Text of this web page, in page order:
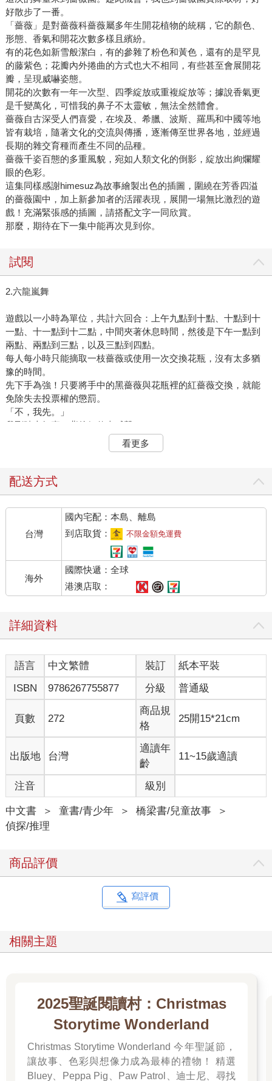
好散步了一番。
「薔薇」是對薔薇科薔薇屬多年生開花植物的統稱，它的顏色、
形態、香氣和開花次數多樣且繽紛。
有的花色如新雪般潔白，有的參雜了粉色和黃色，還有的是罕見
的藤紫色；花瓣內外捲曲的方式也大不相同，有些甚至會展開花
瓣，呈現威嚇姿態。
開花的次數有一年一次型、四季綻放或重複綻放等；據說香氣更
是千變萬化，可惜我的鼻子不太靈敏，無法全然體會。
薔薇自古深受人們喜愛，在埃及、希臘、波斯、羅馬和中國等地
皆有栽培，隨著文化的交流與傳播，逐漸傳至世界各地，並經過
長期的雜交育種而產生不同的品種。
薔薇千姿百態的多重風貌，宛如人類文化的倒影，綻放出絢爛耀
眼的色彩。
這集同樣感謝himesuz為故事繪製出色的插圖，圍繞在芳香四溢
的薔薇園中，加上新參加者的活躍表現，展開一場無比激烈的遊
戲！充滿緊張感的插圖，請搭配文字一同欣賞。
那麼，期待在下一集中能再次見到你。
試閱
2.六龍嵐舞
遊戲以一小時為單位，共計六回合：上午九點到十點、十點到十
一點、十一點到十二點，中間夾著休息時間，然後是下午一點到
兩點、兩點到三點，以及三點到四點。
每人每小時只能摘取一枝薔薇或使用一次交換花瓶，沒有太多猶
豫的時間。
先下手為強！只要將手中的黑薔薇與花瓶裡的紅薔薇交換，就能
免除失去投票權的懲罰。
「不，我先。」
我剛踏上舞臺，背後便傳來喊聲。
喀、喀、喀，龍王大步走上舞臺。
一次唯有一人能取走交換花瓶中的薔薇。
出坦蕩的自信。
「你們可以先背對背嗎？」
雷龍帶著清亮的嗓音，朝舞臺走來。
「規則上寫著：若有多名參加者爭取同一次序，須以出示的金薔
薇數量來定奪。如果能清楚看見對方的動作，有可能從布的縫隙
窺視，或因出手延遲0.5秒而引發爭端。」
「確實，在人數變少的最後階段，這狀況會很麻煩。」
「倘若沒有人反對，就採取『背對背出示金薔薇』的方式吧！」
接下來，誰出示的金薔薇數量較多，就能搶先執行任務；倘若出
示的數量相同，機會將落入其他參加者手中。
我伸手探進提籃，金薔薇是粗糙的人造花，觸感與鮮花薔薇截然
不同，不用擔心拿錯。
問題在於──該出示幾枝？
（龍王為何選在此時？）
我猶如一名從腰間拔槍的射手，迅速從提籃中抽出金薔薇，我
「先別公布結果。」龍王制止雷龍後，繼續說：「小隼，你若出
示五枝金薔薇，將大幅提升獲勝機率，但若與我出示的數量相
同，則兩人都將失去資格。而且，稍晚若需要再次比試，會因為
手邊沒有金薔薇而自動落敗。」
明明背對背，龍王的聲音卻如此清晰，彷彿環繞在我的耳邊。
「多次經歷賭命遊戲的你，應該具備理性且具建設性的思考，絕
不會孤注一擲。」
先觀察局勢就貿然挑戰？你對此感到疑惑而得出結論──我的目的
不在於獲得執行次序。」
嗯，先後順序固然重要，但不是非贏不可。
「既然我的目標不在此，真正的意圖便是削減你的金薔薇。」
「規則上沒有規定最少需出示幾枝金薔薇，你推測我出示的數量
為『零』，所以……」
「猜對了！」我頓了一下，「如果是在三十秒之前。」
看更多
配送方式
台灣
國內宅配：本島、離島
到店取貨：
不限金額免運費
海外
國際快遞：全球
港澳店取：
詳細資料
語言 中文繁體 裝訂
紙本平裝
ISBN
9786267755877 分級 普通級
頁數 272
商品規
格
25開15*21cm
出版地 台灣
適讀年
齡
11~15歲適讀
注音 級別
中文書 ＞ 童書/青少年 ＞ 橋梁書/兒童故事
＞
偵探/推理
商品評價
寫評價
相關主題
2025聖誕閱讀村：Christmas
Storytime Wonderland
Christmas Storytime Wonderland 今年聖誕節，
讓故事、色彩與想像力成為最棒的禮物！ 精選
Bluey、Peppa Pig、Paw Patrol、迪士尼、尋找